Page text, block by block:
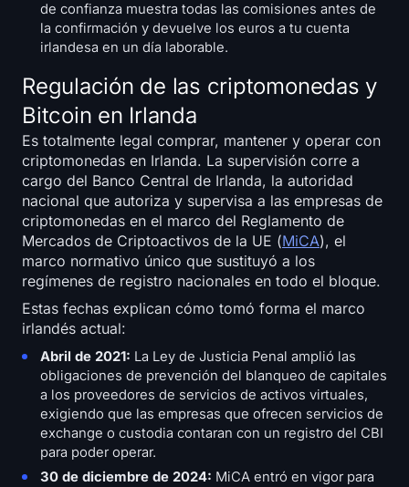
de confianza muestra todas las comisiones antes de
la confirmación y devuelve los euros a tu cuenta
irlandesa en un día laborable.
Regulación de las criptomonedas y
Bitcoin en Irlanda
Es totalmente legal comprar, mantener y operar con
criptomonedas en Irlanda. La supervisión corre a
cargo del Banco Central de Irlanda, la autoridad
nacional que autoriza y supervisa a las empresas de
criptomonedas en el marco del Reglamento de
Mercados de Criptoactivos de la UE (MiCA), el
marco normativo único que sustituyó a los
regímenes de registro nacionales en todo el bloque.
Estas fechas explican cómo tomó forma el marco
irlandés actual:
Abril de 2021: La Ley de Justicia Penal amplió las
obligaciones de prevención del blanqueo de capitales
a los proveedores de servicios de activos virtuales,
exigiendo que las empresas que ofrecen servicios de
exchange o custodia contaran con un registro del CBI
para poder operar.
30 de diciembre de 2024: MiCA entró en vigor para